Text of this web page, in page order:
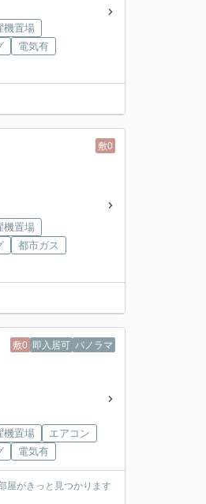
機置場
電気有
敷0
機置場
都市ガス
敷0 即入居可 パノラマ
機置場
エアコン
電気有
屋がきっと見つかります